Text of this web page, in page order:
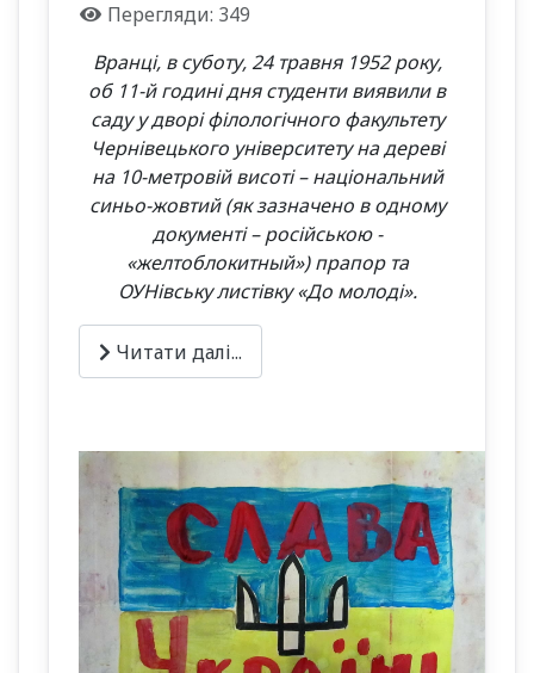
Перегляди: 349
Вранці, в суботу, 24 травня 1952 року,
об 11-й годині дня студенти виявили в
саду у дворі філологічного факультету
Чернівецького університету на дереві
на 10-метровій висоті – національний
синьо-жовтий (як зазначено в одному
документі – російською -
«желтоблокитный») прапор та
ОУНівську листівку «До молоді».
Читати далі...